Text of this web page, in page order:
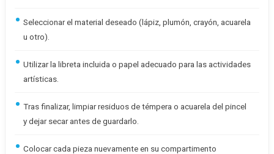
Seleccionar el material deseado (lápiz, plumón, crayón, acuarela
u otro).
Utilizar la libreta incluida o papel adecuado para las actividades
artísticas.
Tras finalizar, limpiar residuos de témpera o acuarela del pincel
y dejar secar antes de guardarlo.
Colocar cada pieza nuevamente en su compartimento